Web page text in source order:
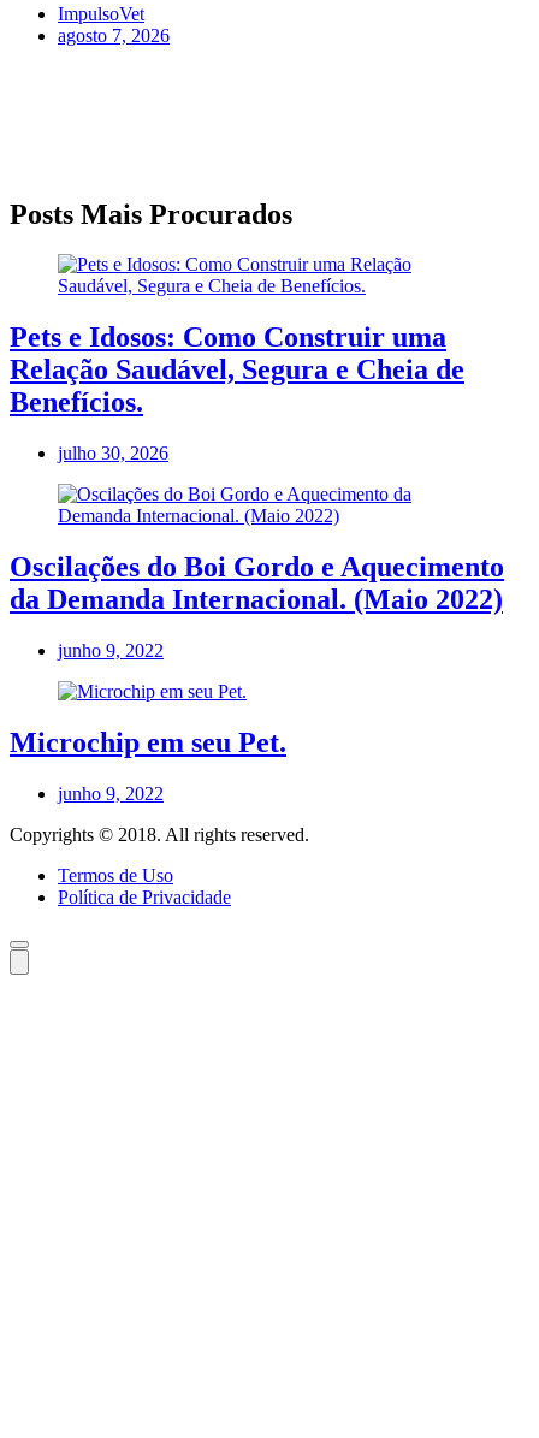
ImpulsoVet
agosto 7, 2026
Posts Mais Procurados
Pets e Idosos: Como Construir uma
Relação Saudável, Segura e Cheia de
Benefícios.
julho 30, 2026
Oscilações do Boi Gordo e Aquecimento
da Demanda Internacional. (Maio 2022)
junho 9, 2022
Microchip em seu Pet.
junho 9, 2022
Copyrights © 2018. All rights reserved.
Termos de Uso
Política de Privacidade